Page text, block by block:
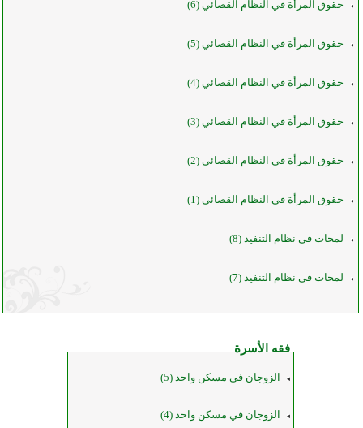
حقوق المرأة في النظام القضائي (6)
حقوق المرأة في النظام القضائي (5)
حقوق المرأة في النظام القضائي (4)
حقوق المرأة في النظام القضائي (3)
حقوق المرأة في النظام القضائي (2)
حقوق المرأة في النظام القضائي (1)
لمحات في نظام التنفيذ (8)
لمحات في نظام التنفيذ (7)
فقه الأسرة
الزوجان في مسكن واحد (5)
الزوجان في مسكن واحد (4)